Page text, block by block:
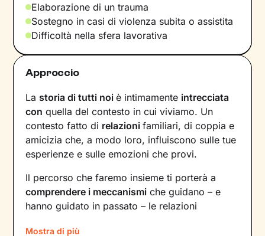
Elaborazione di un trauma
Sostegno in casi di violenza subita o assistita
Difficoltà nella sfera lavorativa
Approccio
La storia di tutti noiè intimamente intrecciata
con quella del contesto in cui viviamo. Un
contesto fatto di relazionifamiliari, di coppia e
amicizia che, a modo loro, influiscono sulle tue
esperienze e sulle emozioni che provi.
Il percorso che faremo insieme ti porterà a
comprendere i meccanismi che guidano – e
hanno guidato in passato – le relazioni
Mostra di più